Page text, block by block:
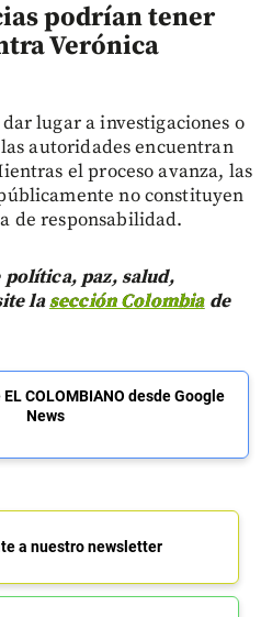
podrían tener
Verónica
lugar a investigaciones o
autoridades encuentran
el proceso avanza, las
no constituyen
de responsabilidad.
paz, salud,
lasección Colombiade
COLOMBIANO desde Google
News
a nuestro newsletter